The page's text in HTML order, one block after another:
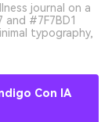
journal on a
#7F7BD1
typography,
Con IA